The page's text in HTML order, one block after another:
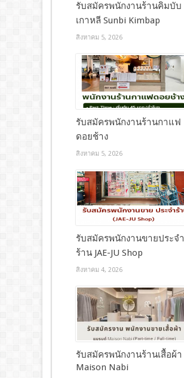
รับสมัครพนักงานร้านคิมบับ
เกาหลี Sunbi Kimbap
สิงหาคม 5, 2026
รับสมัครพนักงานร้านกาแฟ
ดอยช้าง
สิงหาคม 5, 2026
รับสมัครพนักงานขายประจำ
ร้าน JAE-JU Shop
สิงหาคม 4, 2026
รับสมัครพนักงานร้านเสื้อผ้า
Maison Nabi